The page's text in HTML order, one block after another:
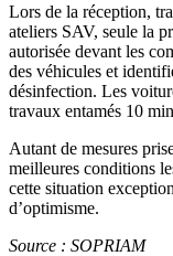
Lors de la réception,
ateliers SAV, seule la
autorisée devant les
des véhicules et
désinfection. Les
travaux entamés 10
Autant de mesures
meilleures conditions
cette situation
d’optimisme.
Source : SOPRIAM